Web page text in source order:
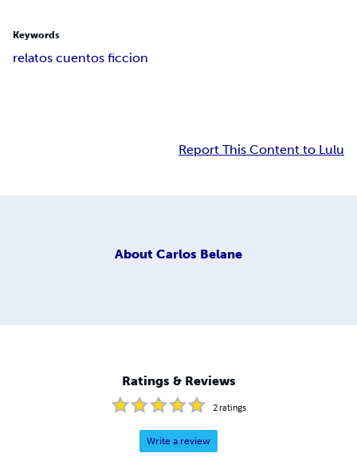
Keywords
relatos cuentos ficcion
Report This Content to Lulu
About Carlos Belane
Ratings & Reviews
2ratings
Write a review